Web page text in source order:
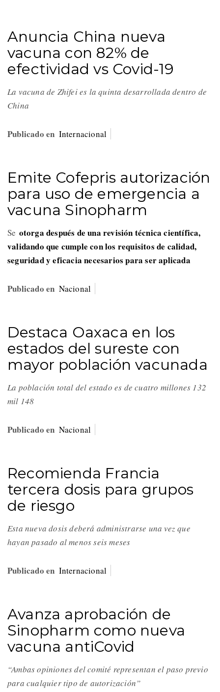
Anuncia China nueva
vacuna con 82% de
efectividad vs Covid-19
La vacuna de Zhifei es la quinta desarrollada dentro de
China
Publicado en Internacional
Emite Cofepris autorización
para uso de emergencia a
vacuna Sinopharm
Se otorga después de una revisión técnica científica,
validando que cumple con los requisitos de calidad,
seguridad y eficacia necesarios para ser aplicada
Publicado en Nacional
Destaca Oaxaca en los
estados del sureste con
mayor población vacunada
La población total del estado es de cuatro millones 132
mil 148
Publicado en Nacional
Recomienda Francia
tercera dosis para grupos
de riesgo
Esta nueva dosis deberá administrarse una vez que
hayan pasado al menos seis meses
Publicado en Internacional
Avanza aprobación de
Sinopharm como nueva
vacuna antiCovid
“Ambas opiniones del comité representan el paso previo
para cualquier tipo de autorización”